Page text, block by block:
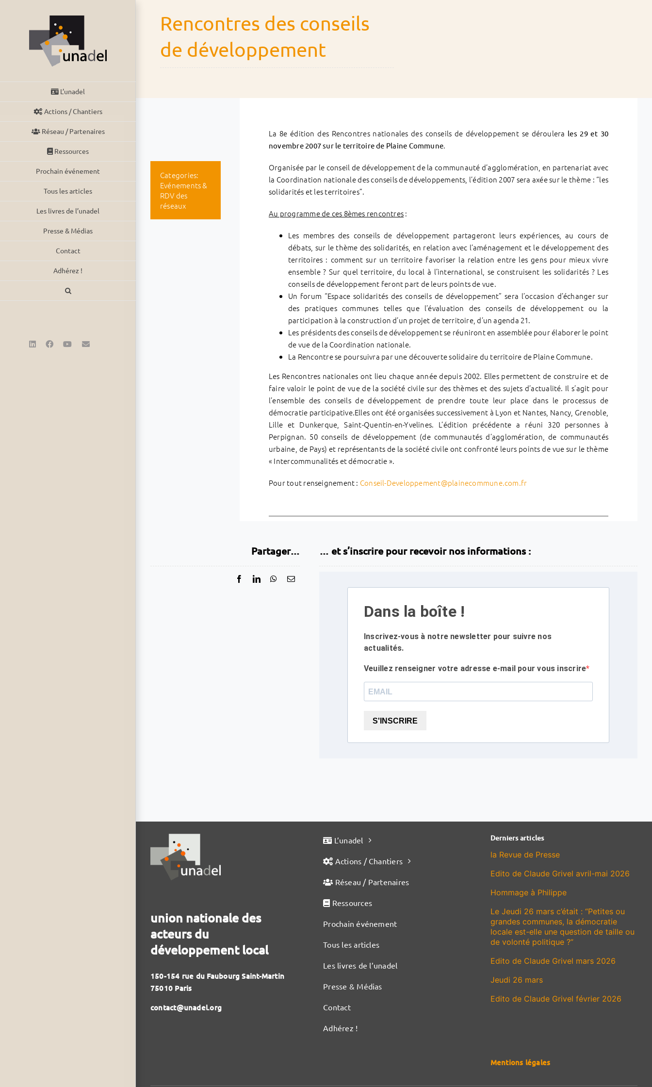
L’unadel
Actions / Chantiers
Réseau / Partenaires
Ressources
Prochain événement
Tous les articles
Les livres de l’unadel
Presse & Médias
Contact
Adhérez !
LinkedInFacebookYouTubeEmail
Rencontres des conseils
de développement
Categories:
Evénements &
RDV des
réseaux
La 8e édition des Rencontres nationales des conseils de développement se déroulera les 29 et 30
novembre 2007sur le territoire de Plaine Commune.
Organisée par le conseil de développement de la communauté d’agglomération, en partenariat avec
la Coordination nationale des conseils de développements, l’édition 2007 sera axée sur le thème : “les
solidarités et les territoires”.
Au programme de ces 8èmes rencontres:
Les membres des conseils de développement partageront leurs expériences, au cours de
débats, sur le thème des solidarités, en relation avec l’aménagement et le développement des
territoires : comment sur un territoire favoriser la relation entre les gens pour mieux vivre
ensemble ? Sur quel territoire, du local à l’international, se construisent les solidarités ? Les
conseils de développement feront part de leurs points de vue.
Un forum “Espace solidarités des conseils de développement” sera l’occasion d’échanger sur
des pratiques communes telles que l’évaluation des conseils de développement ou la
participation à la construction d’un projet de territoire, d’un agenda 21.
Les présidents des conseils de développement se réuniront en assemblée pour élaborer le point
de vue de la Coordination nationale.
La Rencontre se poursuivra par une découverte solidaire du territoire de Plaine Commune.
Les Rencontres nationales ont lieu chaque année depuis 2002. Elles permettent de construire et de
faire valoir le point de vue de la société civile sur des thèmes et des sujets d’actualité. Il s’agit pour
l’ensemble des conseils de développement de prendre toute leur place dans le processus de
démocratie participative.Elles ont été organisées successivement à Lyon et Nantes, Nancy, Grenoble,
Lille et Dunkerque, Saint-Quentin-en-Yvelines. L’édition précédente a réuni 320 personnes à
Perpignan. 50 conseils de développement (de communautés d’agglomération, de communautés
urbaine, de Pays) et représentants de la société civile ont confronté leurs points de vue sur le thème
« Intercommunalités et démocratie ».
Pour tout renseignement : Conseil-Developpement@plainecommune.com.fr
Partager… … et s’inscrire pour recevoir nos informations :
Dans la boîte !
Inscrivez-vous à notre newsletter pour suivre nos
actualités.
Veuillez renseigner votre adresse e-mail pour vous inscrire
S'INSCRIRE
union nationale des
acteurs du
développement local
150-154 rue du Faubourg Saint-Martin
75010 Paris
contact@unadel.org
L’unadel
Actions / Chantiers
Réseau / Partenaires
Ressources
Prochain événement
Tous les articles
Les livres de l’unadel
Presse & Médias
Contact
Adhérez !
Derniers articles
la Revue de Presse
Edito de Claude Grivel avril-mai 2026
Hommage à Philippe
Le Jeudi 26 mars c’était : “Petites ou
grandes communes, la démocratie
locale est-elle une question de taille ou
de volonté politique ?”
Edito de Claude Grivel mars 2026
Jeudi 26 mars
Edito de Claude Grivel février 2026
Mentions légales